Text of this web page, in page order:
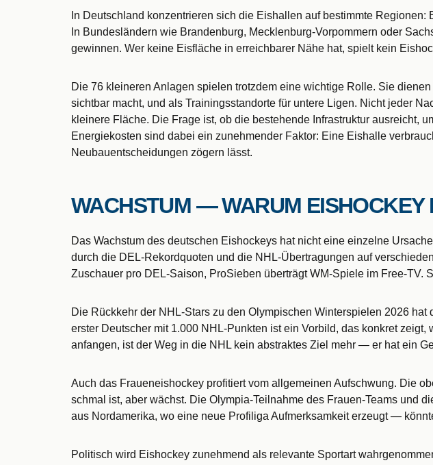
In Deutschland konzentrieren sich die Eishallen auf bestimmte
In Bundesländern wie Brandenburg, Mecklenburg-Vorpommern oder
gewinnen. Wer keine Eisfläche in erreichbarer Nähe hat, spielt kein
Die 76 kleineren Anlagen spielen trotzdem eine wichtige Rolle. Sie
sichtbar macht, und als Trainingsstandorte für untere Ligen. Nicht jeder
kleinere Fläche. Die Frage ist, ob die bestehende Infrastruktur ausreicht,
Energiekosten sind dabei ein zunehmender Faktor: Eine Eishalle
Neubauentscheidungen zögern lässt.
WACHSTUM — WARUM
Das Wachstum des deutschen Eishockeys hat nicht eine einzelne
durch die DEL-Rekordquoten und die NHL-Übertragungen auf
Zuschauer pro DEL-Saison, ProSieben überträgt WM-Spiele im Free-TV.
Die Rückkehr der NHL-Stars zu den Olympischen Winterspielen 2026
erster Deutscher mit 1.000 NHL-Punkten ist ein Vorbild, das konkret
anfangen, ist der Weg in die NHL kein abstraktes Ziel mehr — er hat ein
Auch das Fraueneishockey profitiert vom allgemeinen Aufschwung. Die
schmal ist, aber wächst. Die Olympia-Teilnahme des Frauen-Teams
aus Nordamerika, wo eine neue Profiliga Aufmerksamkeit erzeugt —
Politisch wird Eishockey zunehmend als relevante Sportart